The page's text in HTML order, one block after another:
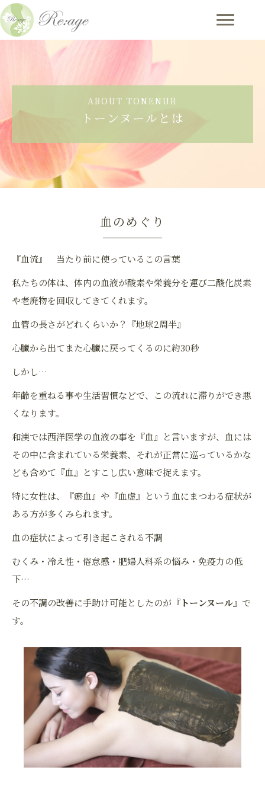
ABOUT TONENUR
トーンヌールとは
血のめぐり
『血流』 当たり前に使っているこの言葉
私たちの体は、体内の血液が酸素や栄養分を運び二酸化炭素
や老廃物を回収してきてくれます。
血管の長さがどれくらいか？『地球2周半』
心臓から出てまた心臓に戻ってくるのに約30秒
しかし…
年齢を重ねる事や生活習慣などで、この流れに滞りができ悪
くなります。
和漢では西洋医学の血液の事を『血』と言いますが、血には
その中に含まれている栄養素、それが正常に巡っているかな
ども含めて『血』とすこし広い意味で捉えます。
特に女性は、『瘀血』や『血虚』という血にまつわる症状が
ある方が多くみられます。
血の症状によって引き起こされる不調
むくみ・冷え性・倦怠感・肥婦人科系の悩み・免疫力の低
下…
その不調の改善に手助け可能としたのが『トーンヌール』で
す。